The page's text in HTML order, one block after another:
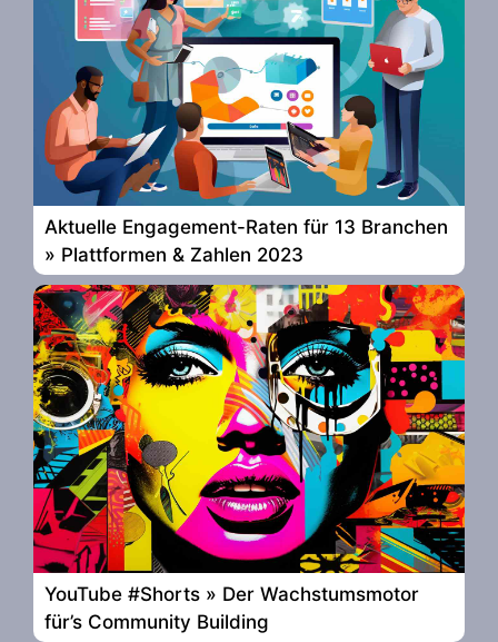
Aktuelle Engagement-Raten für 13 Branchen
» Plattformen & Zahlen 2023
YouTube #Shorts » Der Wachstumsmotor
für’s Community Building